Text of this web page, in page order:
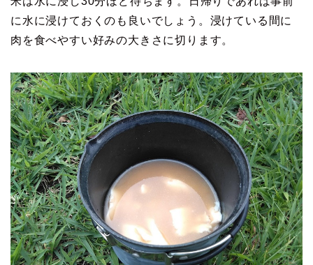
に水に浸けておくのも良いでしょう。浸けている間に
肉を食べやすい好みの大きさに切ります。